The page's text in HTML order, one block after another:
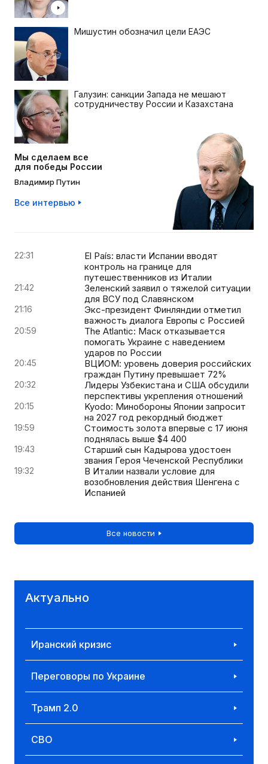
Мишустин обозначил цели ЕАЭС
Галузин: санкции Запада не мешают
сотрудничеству России и Казахстана
Мы сделаем все
для победы России
Владимир Путин
Все интервью
22:31
El País: власти Испании вводят
контроль на границе для
путешественников из Италии
21:42
Зеленский заявил о тяжелой ситуации
для ВСУ под Славянском
21:16
Экс-президент Финляндии отметил
важность диалога Европы с Россией
20:59
The Atlantic: Маск отказывается
помогать Украине с наведением
ударов по России
20:45
ВЦИОМ: уровень доверия российских
граждан Путину превышает 72%
20:32
Лидеры Узбекистана и США обсудили
перспективы укрепления отношений
20:15
Kyodo: Минобороны Японии запросит
на 2027 год рекордный бюджет
19:59
Стоимость золота впервые с 17 июня
поднялась выше $4 400
19:43
Старший сын Кадырова удостоен
звания Героя Чеченской Республики
19:32
В Италии назвали условие для
возобновления действия Шенгена с
Испанией
Все новости
Актуально
Иранский кризис
Переговоры по Украине
Трамп 2.0
СВО